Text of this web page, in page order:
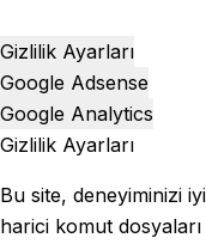
Gizlilik Ayarları
Google Adsense
Google Analytics
Gizlilik Ayarları
Bu site, deneyiminizi
harici komut